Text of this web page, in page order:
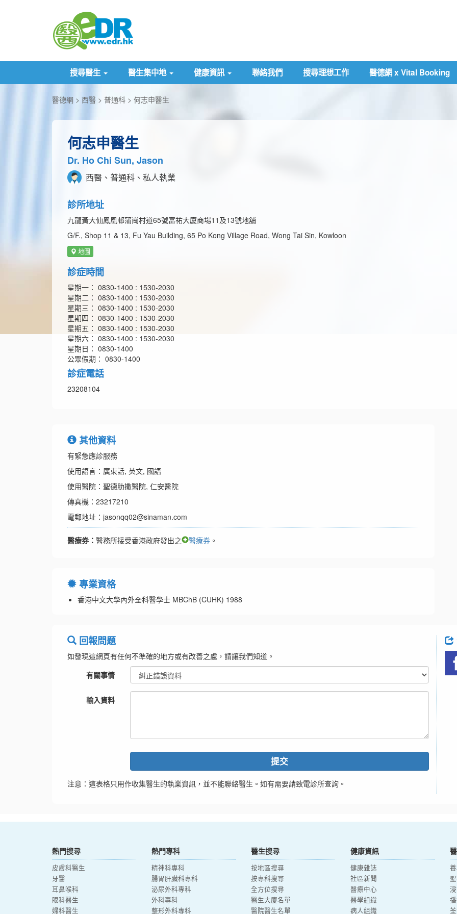
搜尋醫生 醫生集中地 健康資訊 聯絡我們 搜尋理想工作 醫德網 x Vital Booking
醫德網 西醫 普通科 何志申醫生
何志申醫生
Dr. Ho Chi Sun, Jason
西醫、普通科、私人執業
診所地址
九龍黃大仙鳳凰邨蒲崗村道65號富祐大廈商場11及13號地舖
G/F., Shop 11 & 13, Fu Yau Building, 65 Po Kong Village Road, Wong Tai Sin, Kowloon
地圖
診症時間
星期一： 0830-1400 : 1530-2030
星期二： 0830-1400 : 1530-2030
星期三： 0830-1400 : 1530-2030
星期四： 0830-1400 : 1530-2030
星期五： 0830-1400 : 1530-2030
星期六： 0830-1400 : 1530-2030
星期日： 0830-1400
公眾假期： 0830-1400
診症電話
23208104
其他資料
有緊急應診服務
使用語言：廣東話, 英文, 國語
使用醫院：聖德肋撒醫院, 仁安醫院
傳真機：23217210
電郵地址：jasonqq02@sinaman.com
醫療券： 醫務所接受香港政府發出之 醫療券 。
專業資格
香港中文大學內外全科醫學士 MBChB (CUHK) 1988
回報問題
如發現這網頁有任何不準確的地方或有改善之處，請讓我們知道。
有關事情
輸入資料
提交
注意：這表格只用作收集醫生的執業資訊，並不能聯絡醫生。如有需要請致電診所查詢。
熱門搜尋
皮膚科醫生
牙醫
耳鼻喉科
眼科醫生
婦科醫生
熱門專科
精神科專科
腸胃肝臟科專科
泌尿外科專科
外科專科
整形外科專科
醫生搜尋
按地區搜尋
按專科搜尋
全方位搜尋
醫生大廈名單
醫院醫生名單
健康資訊
健康雜誌
社區新聞
醫療中心
醫學組織
病人組織